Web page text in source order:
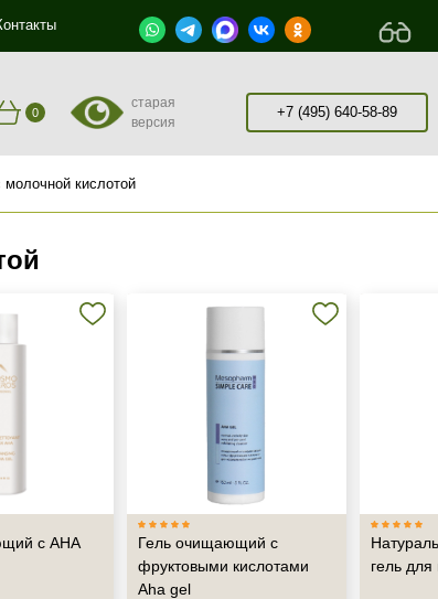
0
старая
версия
+7 (495) 640-58-89
молочной кислотой
с АНА
Гель очищающий с
фруктовыми кислотами
Aha gel
гель для